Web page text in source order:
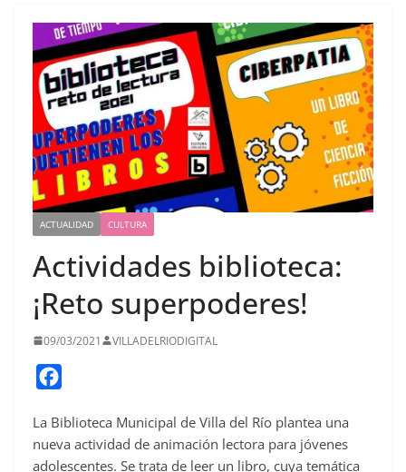
ACTUALIDAD CULTURA
Actividades biblioteca:
¡Reto superpoderes!
09/03/2021 VILLADELRIODIGITAL
c
e
La Biblioteca Municipal de Villa del Río plantea una
nueva actividad de animación lectora para jóvenes
adolescentes. Se trata de leer un libro, cuya temática